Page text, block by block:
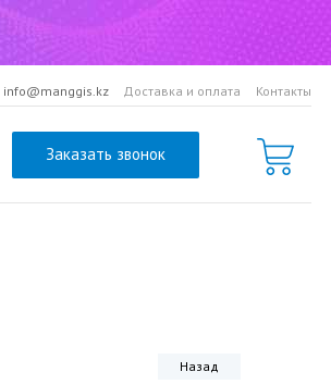
info@manggis.kz Доставка и оплата Контакты
Заказать звонок
Назад